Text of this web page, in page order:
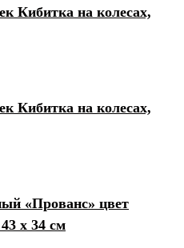
Кибитка на колесах,
Кибитка на колесах,
«Прованс» цвет
х 34 см